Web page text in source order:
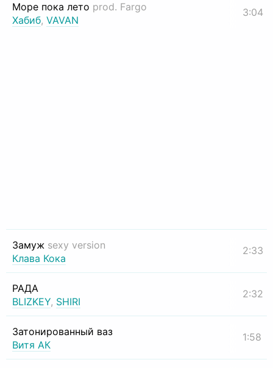
Море пока лето prod. Fargo
Хабиб, VAVAN
3:04
Замуж sexy version
Клава Кока
2:33
РАДА
BLIZKEY, SHIRI
2:32
Затонированный ваз
Витя АК
1:58